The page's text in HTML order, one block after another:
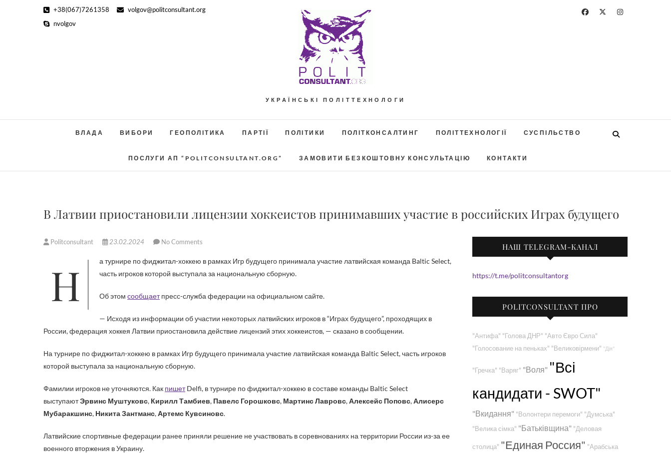
+38(067)7261358
volgov@politconsultant.org
nvolgov
УКРАЇНСЬКІ ПОЛІТТЕХНОЛОГИ
ВЛАДА ВИБОРИ ГЕОПОЛІТИКА ПАРТІЇ ПОЛІТИКИ ПОЛІТКОНСАЛТИНГ ПОЛІТТЕХНОЛОГІЇ СУСПІЛЬСТВО
ПОСЛУГИ АП “POLITCONSULTANT.ORG” ЗАМОВИТИ БЕЗКОШТОВНУ КОНСУЛЬТАЦІЮ КОНТАКТИ
В Латвии приостановили лицензии хоккеистов принимавших участие в российских Играх будущего
Politconsultant 23.02.2024 No Comments
На турнире по фиджитал-хоккею в рамках Игр будущего принимала участие латвийская команда Baltic Select, часть игроков которой выступала за национальную сборную.
Об этом сообщаетпресс-служба федерации на официальном сайте.
— Исходя из информации об участии некоторых латвийских игроков в “Играх будущего”, проходящих в
России, федерация хоккея Латвии приостановила действие лицензий этих хоккеистов, — сказано в сообщении.
На турнире по фиджитал-хоккею в рамках Игр будущего принимала участие латвийская команда Baltic Select, часть игроков
которой выступала за национальную сборную.
Фамилии игроков не уточняются. Как пишетDelfi, в турнире по фиджитал-хоккею в составе команды Baltic Select
выступаютЭрвинс Муштуковс, Кирилл Тамбиев, Павелс Горошковс, Мартинс Лавровс,Алексейс Поповс,Алисерс
Мубаракшинс, Никита Зантманс,Артемс Кувсиновс.
Латвийские спортивные федерации ранее приняли решение не участвовать в соревнованиях на территории России из-за ее
военного вторжения в Украину.
НАШ TELEGRAM-КАНАЛ
https://t.me/politconsultantorg
POLITCONSULTANT ПРО
"Антифа" "Голова ДНР" "Авто Євро Сила"
"Голосование на пеньках" "Великовірмени" "Дія"
"Гречка" "Варяг" "Воля" "Всі
кандидати - SWOT"
"Вкидання" "Волонтери перемоги" "Думська"
"Велика сімка" "Батьківщина" "Деловая
столица" "Единая Россия" "Арабська